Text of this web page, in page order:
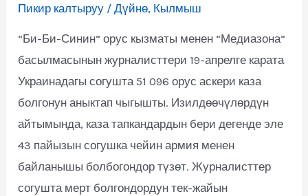
Пикир калтыруу /Дүйнө, Кылмыш
“Би-Би-Синин” орус кызматы менен “Медиазона”
басылмасынын журналисттери 19-апрелге карата
Украинадагы согушта 51 096 орус аскери каза
болгонун аныктап чыгышты. Изилдөөчүлөрдүн
айтымында, каза тапкандардын бери дегенде эле
43 пайызын согушка чейин армия менен
байланышы болбогондор түзөт. Журналисттер
согушта мерт болгондордун тек-жайын